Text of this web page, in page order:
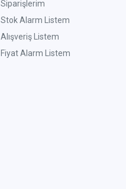
Siparişlerim
Stok Alarm Listem
Alışveriş Listem
Fiyat Alarm Listem